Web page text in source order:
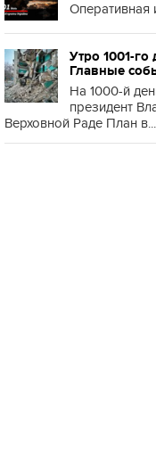
Оперативная
Утро 1001-
Главные
На 1000-й
президент
Верховной Раде План в...